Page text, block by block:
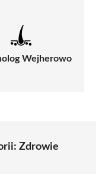
Wejherowo
Zdrowie